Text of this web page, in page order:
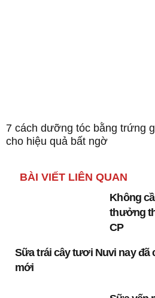
7 cách dưỡng tóc bằng trứng
cho hiệu quả bất ngờ
BÀI VIẾT LIÊN QUAN
Không
thưởng
CP
Sữa trái cây tươi Nuvi nay đã
mới